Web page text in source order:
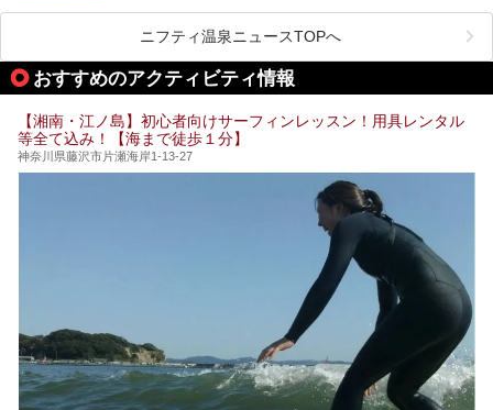
提供元：株式会社西武・プリンスホテルズワールドワイド
【PR】
この記事はザ・プリンス 箱根芦ノ湖のPR記事です。
が楽しめるまさに眺望自慢の日帰り温泉。
そしてここは全24室の「箱根 芦ノ湖畔蛸川温泉 龍宮殿」と
して宿泊もできます。宿泊者は「龍宮殿本館」の営業時間に
加えて、朝6時からの宿泊者専用時間帯にも「龍宮殿本館」
のお風呂が利用できます。
今回は日帰り温泉としての「絶景日帰り温泉 龍宮殿本館
（以下、龍宮殿本館）」と、旅館としての「箱根 芦ノ湖畔
蛸川温泉 龍宮殿（以下、龍宮殿）」の両方の魅力をたっぷ
りお伝えします！
ここは箱根神社、九頭龍神社、白龍神社、箱根元宮と箱根の
4つの神社に囲まれたパワースポットです。
提供元：株式会社西武・プリンスホテルズワールドワイド
この記事は箱根 芦ノ湖畔蛸川温泉 龍宮殿のPR記事です。
ニフティ温泉ニュースTOPへ
おすすめのアクティビティ情報
【湘南・江ノ島】初心者向けサーフィンレッスン！用具レンタル
等全て込み！【海まで徒歩１分】
神奈川県藤沢市片瀬海岸1-13-27